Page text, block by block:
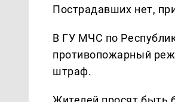
Пострадавших нет,
В ГУ МЧС по
противопожарный
штраф.